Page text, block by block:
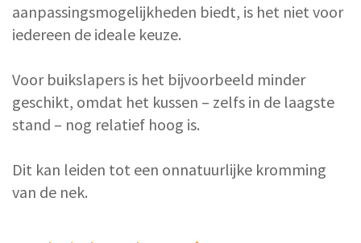
aanpassingsmogelijkheden biedt, is het niet voor
iedereen de ideale keuze.
Voor buikslapers is het bijvoorbeeld minder
geschikt, omdat het kussen – zelfs in de laagste
stand – nog relatief hoog is.
Dit kan leiden tot een onnatuurlijke kromming
van de nek.